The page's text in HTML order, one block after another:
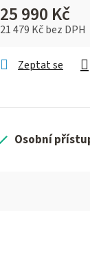
25 990 Kč
21 479 Kč bez DPH
Zeptat se
Osobní